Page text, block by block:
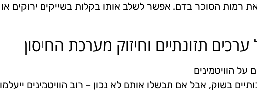
רמות הסוכר בדם. אפשר לשלב אותו בקלות בשייקים ירוקים או
תזונתיים וחיזוק מערכת החיסון
על הוויטמינים
בשוק, אבל אם תבשלו אותם לא נכון – רוב הוויטמינים ייעלמו